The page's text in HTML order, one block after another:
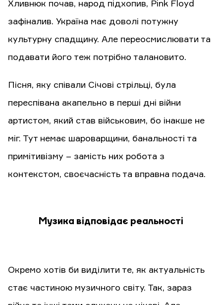
Хливнюк почав, народ підхопив, Pink Floyd
зафіналив. Україна має доволі потужну
культурну спадщину. Але переосмислювати та
подавати його теж потрібно талановито.
Пісня, яку співали Січові стрільці, була
переспівана акапельно в перші дні війни
артистом, який став військовим, бо інакше не
міг. Тут немає шароварщини, банальності та
примітивізму – замість них робота з
контекстом, своєчасність та вправна подача.
Музика відповідає реальності
Окремо хотів би виділити те, як актуальність
стає частиною музичного світу. Так, зараз